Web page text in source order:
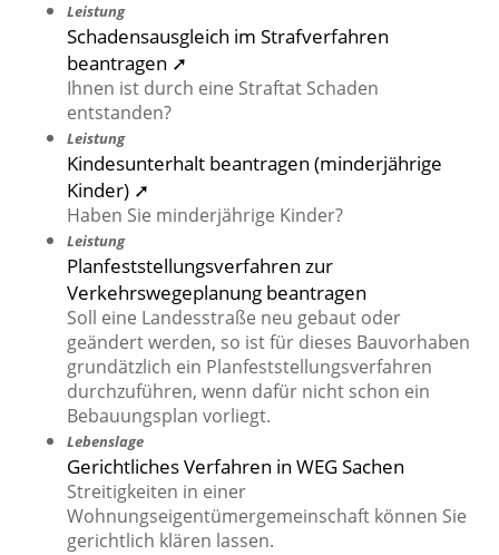
Leistung
Schadensausgleich im Strafverfahren
beantragen ➚
Ihnen ist durch eine Straftat Schaden
entstanden?
Leistung
Kindesunterhalt beantragen (minderjährige
Kinder) ➚
Haben Sie minderjährige Kinder?
Leistung
Planfeststellungsverfahren zur
Verkehrswegeplanung beantragen
Soll eine Landesstraße neu gebaut oder
geändert werden, so ist für dieses Bauvorhaben
grundätzlich ein Planfeststellungsverfahren
durchzuführen, wenn dafür nicht schon ein
Bebauungsplan vorliegt.
Lebenslage
Gerichtliches Verfahren in WEG Sachen
Streitigkeiten in einer
Wohnungseigentümergemeinschaft können Sie
gerichtlich klären lassen.